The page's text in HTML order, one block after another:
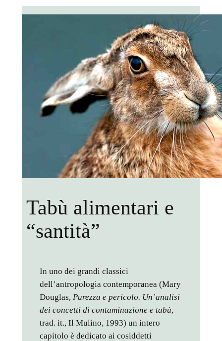
Tabù alimentari e
“santità”
In uno dei grandi classici
dell’antropologia contemporanea (Mary
Douglas, Purezza e pericolo. Un’analisi
dei concetti di contaminazione e tabù,
trad. it., Il Mulino, 1993) un intero
capitolo è dedicato ai cosiddetti